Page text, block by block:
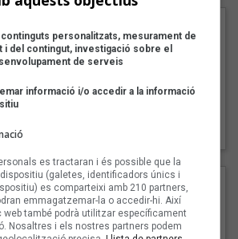
amb Joan Muntaner (Xanguito)
continguts personalitzats, mesurament de
i del contingut, investigació sobre el
de serveis
informació i/o accedir a la informació
es tractaran i és possible que la
(galetes, identificadors únics i
es comparteixi amb 210 partners,
emmagatzemar-la o accedir-hi. Així
també podrà utilitzar específicament
Nosaltres i els nostres partners podem